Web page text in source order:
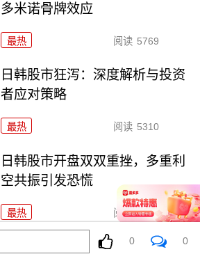
多米诺骨牌效应
最热 阅读 5769
日韩股市狂泻：深度解析与投资
者应对策略
最热 阅读 5310
日韩股市开盘双双重挫，多重利
空共振引发恐慌
最热 阅读 5072
韩股熔断警示：投资者应果断抛
0 0